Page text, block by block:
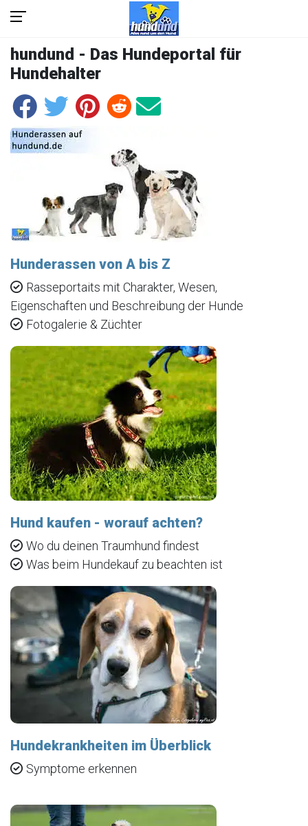
hundund - Das Hundeportal für
Hundehalter
Hunderassen von A bis Z
Rasseportaits mit Charakter, Wesen,
Eigenschaften und Beschreibung der Hunde
Fotogalerie & Züchter
Hund kaufen - worauf achten?
Wo du deinen Traumhund findest
Was beim Hundekauf zu beachten ist
Hundekrankheiten im Überblick
Symptome erkennen